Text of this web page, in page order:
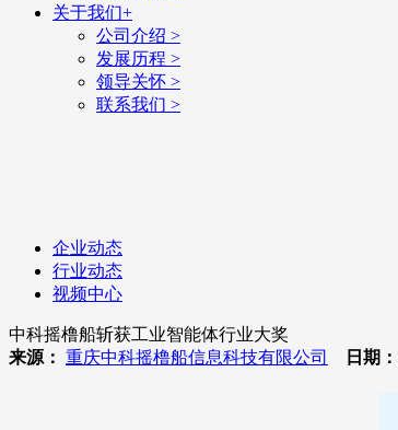
关于我们+
公司介绍 >
发展历程 >
领导关怀 >
联系我们 >
企业动态
行业动态
视频中心
中科摇橹船斩获工业智能体行业大奖
来源： 重庆中科摇橹船信息科技有限公司 日期：